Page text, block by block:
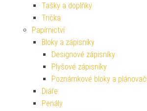
Tašky a doplňky
Trička
Papírnictví
Bloky a zápisníky
Designové zápisníky
Plyšové zápisníky
Poznámkové bloky a
Diáře
Penály